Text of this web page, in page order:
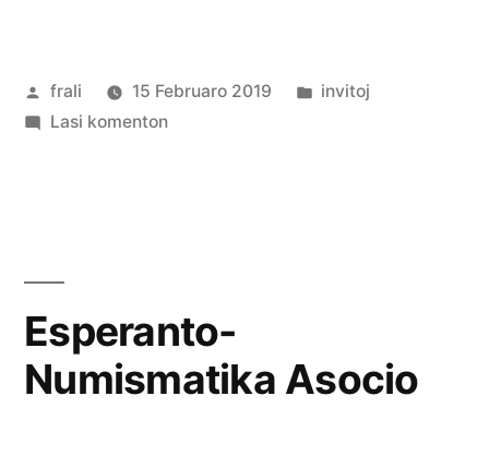
Afiŝita
de
frali 15 Februaro 2019
Afiŝita
invitoj
Lasi komentonpri
Esperanto-
Numismatika Asocio